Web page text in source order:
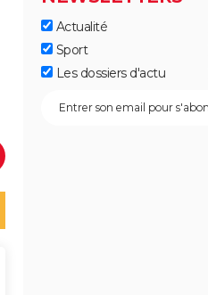
Actualité
Sport
Les dossiers d'actu